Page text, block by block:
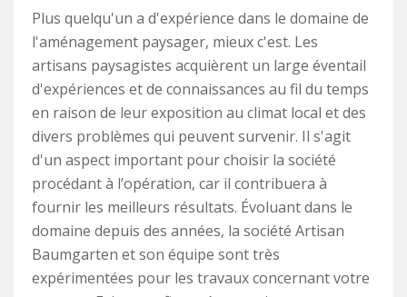
Plus quelqu'un a d'expérience dans le domaine de
l'aménagement paysager, mieux c'est. Les
artisans paysagistes acquièrent un large éventail
d'expériences et de connaissances au fil du temps
en raison de leur exposition au climat local et des
divers problèmes qui peuvent survenir. Il s'agit
d'un aspect important pour choisir la société
procédant à l’opération, car il contribuera à
fournir les meilleurs résultats. Évoluant dans le
domaine depuis des années, la société Artisan
Baumgarten et son équipe sont très
expérimentées pour les travaux concernant votre